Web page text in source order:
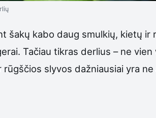
šakų kabo daug smulkių, kietų
Tačiau tikras derlius – ne
slyvos dažniausiai yra